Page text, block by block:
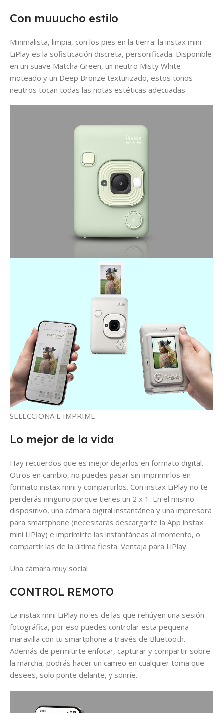
Con muuucho estilo
Minimalista, limpia, con los pies en la tierra: la instax mini
LiPlay es la sofisticación discreta, personificada. Disponible
en un suave Matcha Green, un neutro Misty White
moteado y un Deep Bronze texturizado, estos tonos
neutros tocan todas las notas estéticas adecuadas.
SELECCIONA E IMPRIME
Lo mejor de la vida
Hay recuerdos que es mejor dejarlos en formato digital.
Otros en cambio, no puedes pasar sin imprimirlos en
formato instax mini y compartirlos. Con instax LiPlay no te
perderás ninguno porque tienes un 2 x 1. En el mismo
dispositivo, una cámara digital instantánea y una impresora
para smartphone (necesitarás descargarte la App instax
mini LiPlay) e imprimirte las instantáneas al momento, o
compartir las de la última fiesta. Ventaja para LiPlay.
Una cámara muy social
CONTROL REMOTO
La instax mini LiPlay no es de las que rehúyen una sesión
fotográfica, por eso puedes controlar esta pequeña
maravilla con tu smartphone a través de Bluetooth.
Además de permitirte enfocar, capturar y compartir sobre
la marcha, podrás hacer un cameo en cualquier toma que
desees, solo ponte delante, y sonríe.